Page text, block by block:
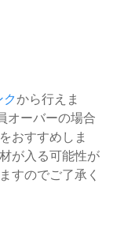
から行えま
オーバーの場合
おすすめしま
が入る可能性が
すのでご了承く